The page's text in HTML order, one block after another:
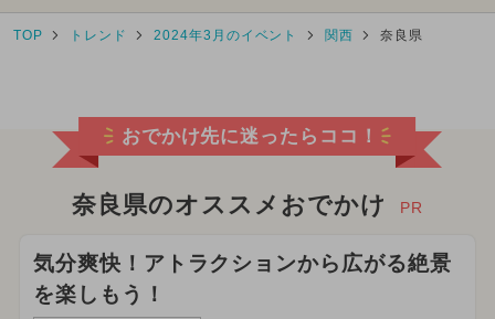
TOP トレンド 2024年3月のイベント 関西 奈良県
おでかけ先に迷ったらココ！
奈良県のオススメおでかけ PR
気分爽快！アトラクションから広がる絶景
を楽しもう！